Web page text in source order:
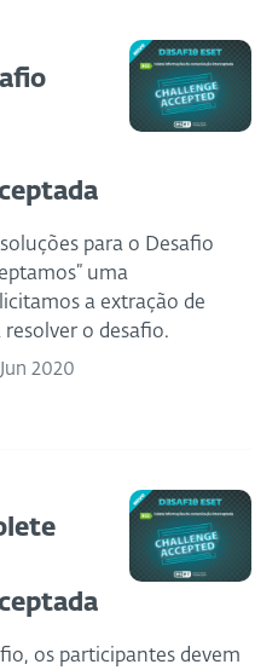
para o Desafio
uma
a extração de
o desafio.
Jun 2020
os participantes devem